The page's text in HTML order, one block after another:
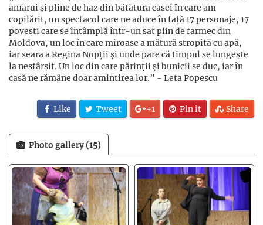
amărui și pline de haz din bătătura casei în care am
copilărit, un spectacol care ne aduce în față 17 personaje, 17
povești care se întâmplă într-un sat plin de farmec din
Moldova, un loc în care miroase a mătură stropită cu apă,
iar seara a Regina Nopții și unde pare că timpul se lungește
la nesfârșit. Un loc din care părinții și bunicii se duc, iar în
casă ne rămâne doar amintirea lor.” - Leta Popescu
Like Tweet +1 Pin it Share
Photo gallery (15)